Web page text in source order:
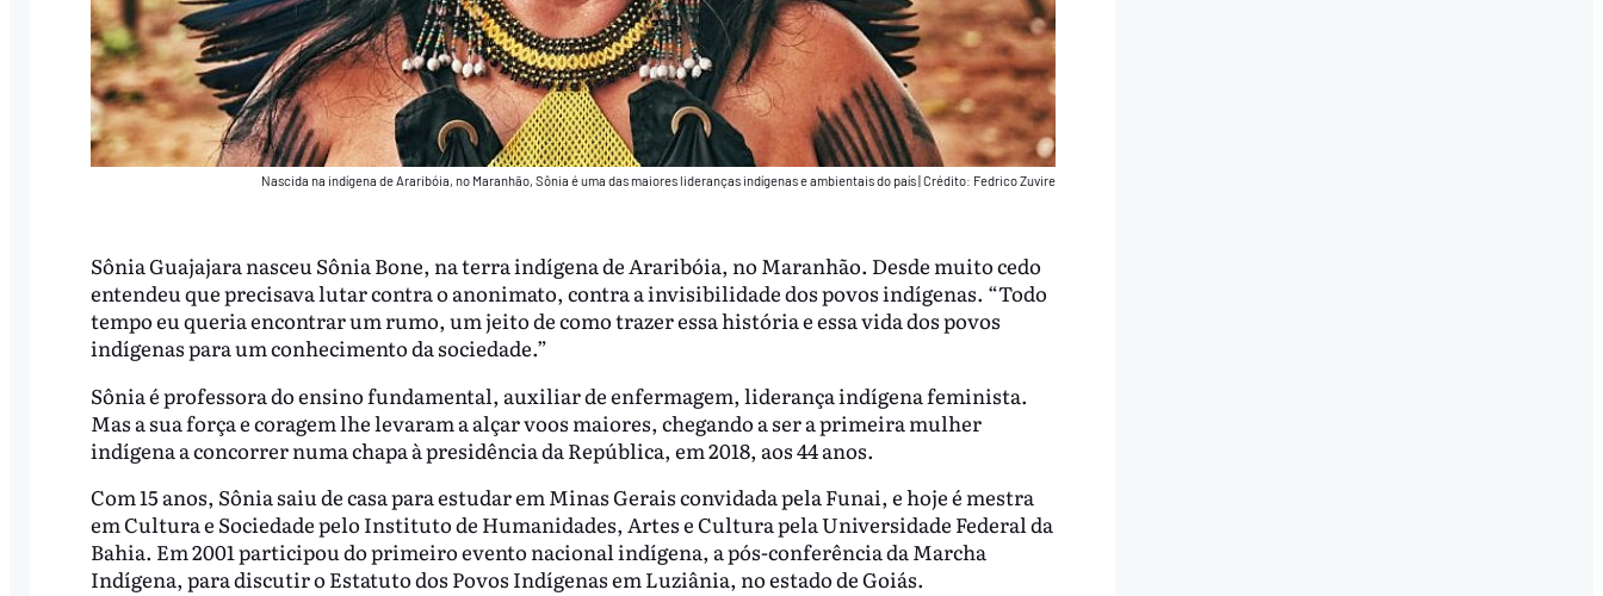
Nascida na indígena de Araribóia, no Maranhão, Sônia é uma das maiores lideranças indígenas e ambientais do país Crédito: Fedrico Zuvire
Sônia Guajajara nasceu Sônia Bone, na terra indígena de Araribóia, no Maranhão. Desde muito cedo
entendeu que precisava lutar contra o anonimato, contra a invisibilidade dos povos indígenas. “Todo
tempo eu queria encontrar um rumo, um jeito de como trazer essa história e essa vida dos povos
indígenas para um conhecimento da sociedade.”
Sônia é professora do ensino fundamental, auxiliar de enfermagem, liderança indígena feminista.
Mas a sua força e coragem lhe levaram a alçar voos maiores, chegando a ser a primeira mulher
indígena a concorrer numa chapa à presidência da República, em 2018, aos 44 anos.
Com 15 anos, Sônia saiu de casa para estudar em Minas Gerais convidada pela Funai, e hoje é mestra
em Cultura e Sociedade pelo Instituto de Humanidades, Artes e Cultura pela Universidade Federal da
Bahia. Em 2001 participou do primeiro evento nacional indígena, a pós-conferência da Marcha
Indígena, para discutir o Estatuto dos Povos Indígenas em Luziânia, no estado de Goiás.